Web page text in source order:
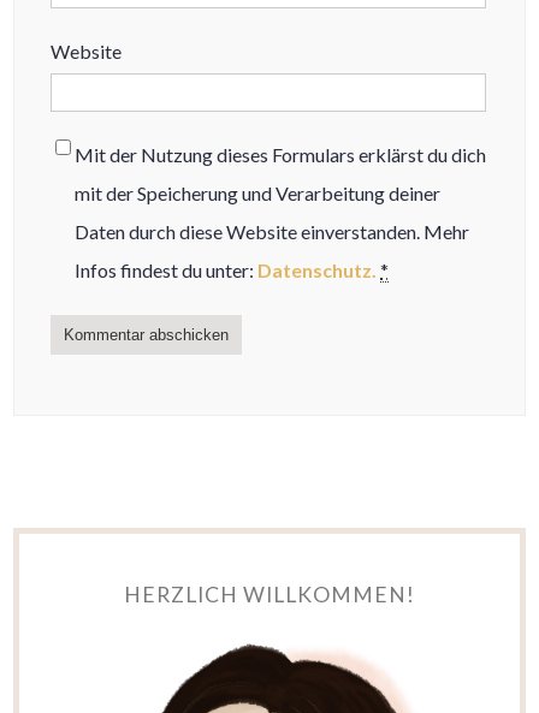
Website
Mit der Nutzung dieses Formulars erklärst du dich
mit der Speicherung und Verarbeitung deiner
Daten durch diese Website einverstanden. Mehr
Infos findest du unter: Datenschutz. *
HERZLICH WILLKOMMEN!